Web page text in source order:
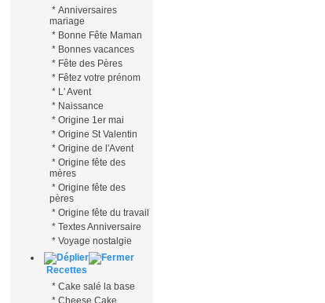
* Anniversaires
mariage
* Bonne Fête Maman
* Bonnes vacances
* Fête des Pères
* Fêtez votre prénom
* L' Avent
* Naissance
* Origine 1er mai
* Origine St Valentin
* Origine de l'Avent
* Origine fête des
mères
* Origine fête des
pères
* Origine fête du travail
* Textes Anniversaire
* Voyage nostalgie
Recettes
* Cake salé la base
* Cheese Cake